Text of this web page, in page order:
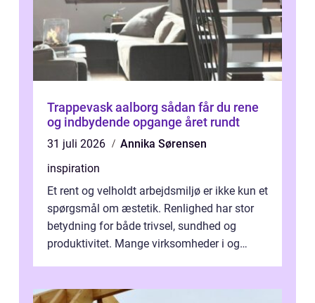
Trappevask aalborg sådan får du rene
og indbydende opgange året rundt
31 juli 2026
Annika Sørensen
inspiration
Et rent og velholdt arbejdsmiljø er ikke kun et
spørgsmål om æstetik. Renlighed har stor
betydning for både trivsel, sundhed og
produktivitet. Mange virksomheder i og